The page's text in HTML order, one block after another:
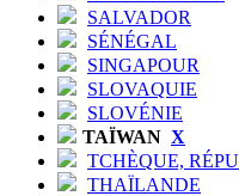
SALVADOR
SÉNÉGAL
SINGAPOUR
SLOVAQUIE
SLOVÉNIE
TAÏWAN X
TCHÈQUE,
THAÏLANDE